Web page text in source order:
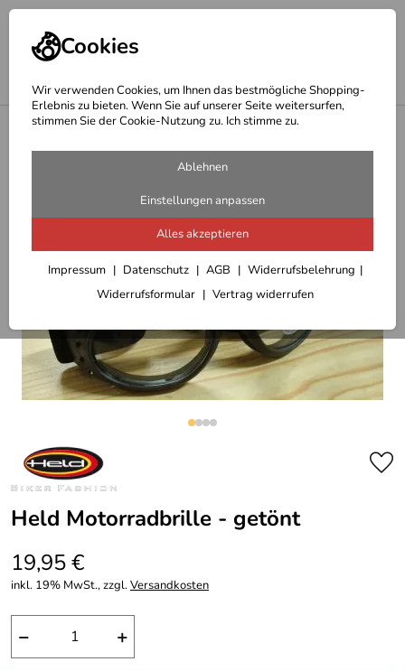
Cookies
Wir verwenden Cookies, um Ihnen das bestmögliche Shopping-
Erlebnis zu bieten. Wenn Sie auf unserer Seite weitersurfen,
stimmen Sie der Cookie-Nutzung zu. Ich stimme zu.
Ablehnen
Einstellungen anpassen
Alles akzeptieren
Impressum Datenschutz AGB
Widerrufsbelehrung
Widerrufsformular
Vertrag widerrufen
Motorradaccessoires
Held Motorradbrille - getönt
19,95 €
inkl. 19% MwSt., zzgl.Versandkosten
− +